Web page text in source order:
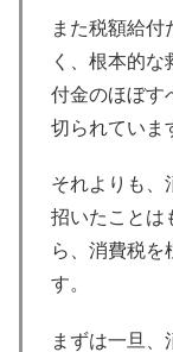
また税額給付
く、根本的
付金のほぼす
切られていま
それよりも、
招いたことは
ら、消費税を
す。
まずは一旦、